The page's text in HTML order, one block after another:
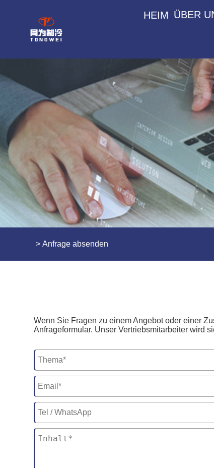
HEIM ÜBER
> Anfrage absenden
Wenn Sie Fragen zu einem Angebot oder einer
Anfrageformular. Unser Vertriebsmitarbeiter wird